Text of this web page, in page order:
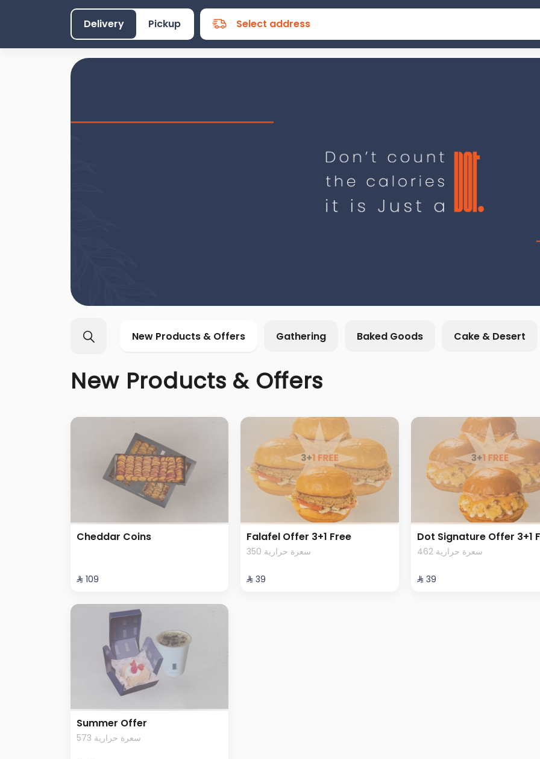
Delivery Pickup Select address
New Products & Offers Gathering Baked Goods Cake & Desert
New Products & Offers
Cheddar Coins
⁨⁦‪‬ 109⁩
Falafel Offer 3+1 Free
350 سعرة حرارية
⁨⁦‪‬ 39⁩
Dot Signature Offer 3+1
462 سعرة حرارية
⁨⁦‪‬ 39⁩
Summer Offer
573 سعرة حرارية